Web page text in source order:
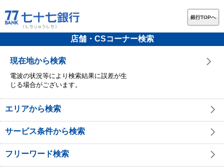
銀行TOPへ
店舗・CSコーナー検索
現在地から検索
電波の状況等により検索結果に誤差が生
じる場合がございます。
エリアから検索
サービス条件から検索
フリーワード検索